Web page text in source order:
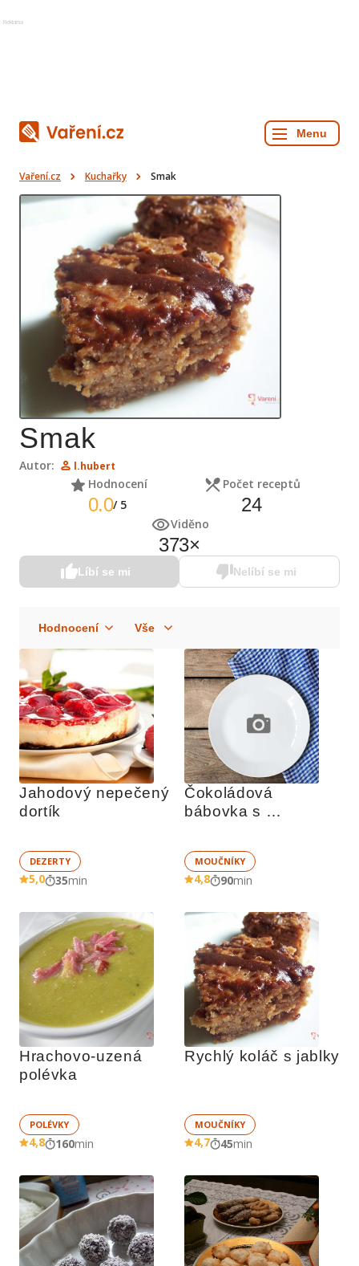
Reklama
Vaření.cz Kuchařky Smak
Smak
Autor: l.hubert
Hodnocení
0.0/ 5
Počet receptů
24
Viděno
373×
Líbí se mi Nelíbí se mi
Jahodový nepečený
dortík
DEZERTY
5,0 35min
Čokoládová
bábovka s
MOUČNÍKY
4,8 90min
Hrachovo-uzená
POLÉVKY
4,8 160min
Rychlý koláč s jablky
MOUČNÍKY
4,7 45min